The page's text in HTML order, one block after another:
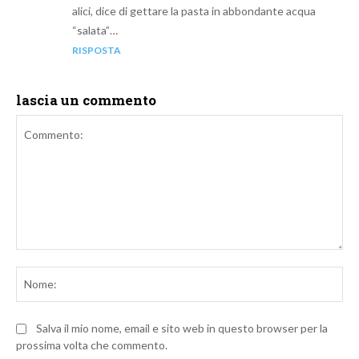
alici, dice di gettare la pasta in abbondante acqua
“salata”…
RISPOSTA
lascia un commento
Salva il mio nome, email e sito web in questo browser per la
prossima volta che commento.